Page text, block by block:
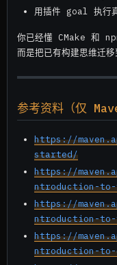
用插件 goal 执行
你已经懂 CMake 和
而是把已有构建思维迁
参考资料（仅
https://
started/
https://
ntroduction-to-
https://
ntroduction-
https://
ntroduction-to-